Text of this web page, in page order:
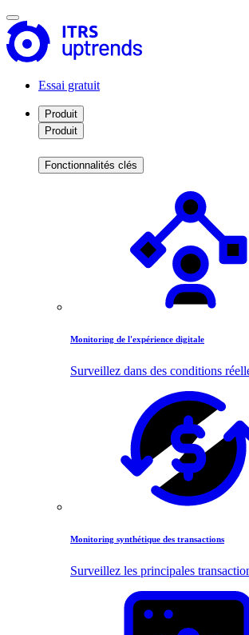
Essai gratuit
Produit
Produit
Fonctionnalités clés
Monitoring de l'expérience digitale
Surveillez dans des conditions
Monitoring synthétique des transactions
Surveillez les principales